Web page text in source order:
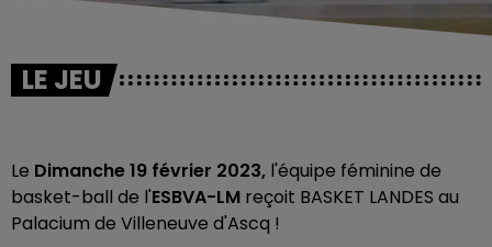
LE JEU
Le Dimanche 19 février 2023, l'équipe féminine de
basket-ball de l'ESBVA-LM reçoit BASKET LANDES au
Palacium de Villeneuve d'Ascq !